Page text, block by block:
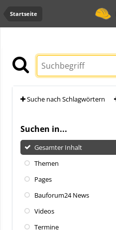
Startseite
Suche nach Schlagwörtern
Suchen in...
Gesamter Inhalt
Themen
Pages
Bauforum24 News
Videos
Termine